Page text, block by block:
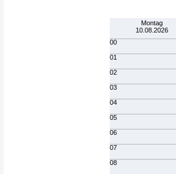
Montag
10.08.2026
00
01
02
03
04
05
06
07
08